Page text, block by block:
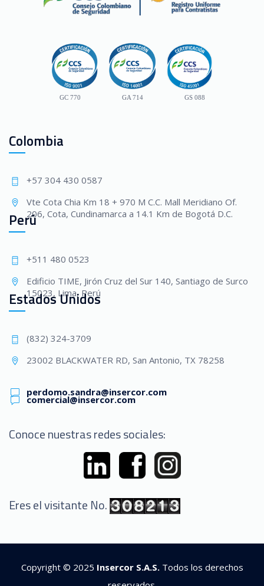
GC 770 GA 714 GS 088
Colombia
+57 304 430 0587
Vte Cota Chia Km 18 + 970 M C.C. Mall Meridiano Of.
206, Cota, Cundinamarca a 14.1 Km de Bogotá D.C.
Perú
+511 480 0523
Edificio TIME, Jirón Cruz del Sur 140, Santiago de Surco
15023, Lima, Perú
Estados Unidos
(832) 324-3709
23002 BLACKWATER RD, San Antonio, TX 78258
comercial@insercor.com
perdomo.sandra@insercor.com
Conoce nuestras redes sociales:
Eres el visitante No.
Copyright © 2025 Insercor S.A.S.Todos los derechos